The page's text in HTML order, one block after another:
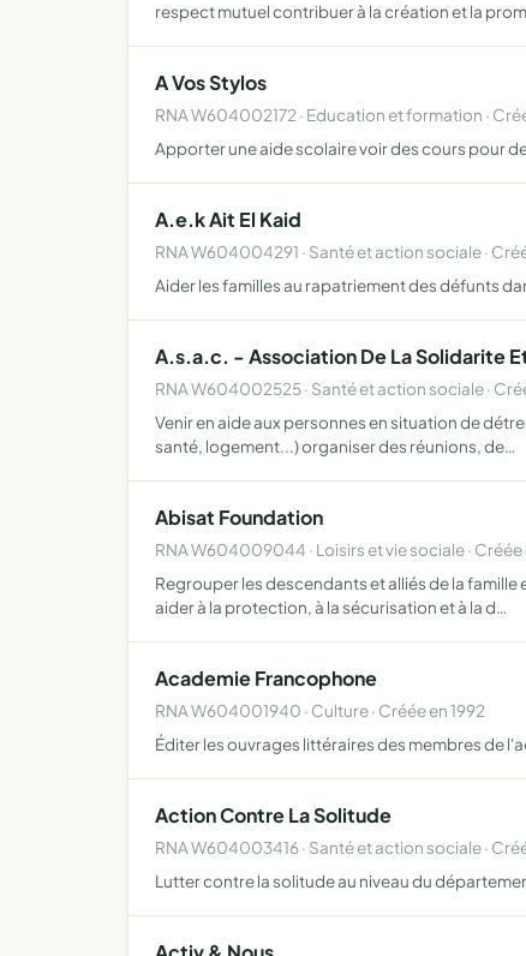
respect mutuel contribuer à la création et la
A Vos Stylos
RNA W604002172 · Education et formation ·
Apporter une aide scolaire voir des cours pour
A.e.k Ait El Kaid
RNA W604004291 · Santé et action sociale ·
Aider les familles au rapatriement des défunts
A.s.a.c. - Association De La Solidarite
RNA W604002525 · Santé et action sociale ·
Venir en aide aux personnes en situation de
santé, logement...) organiser des réunions, de…
Abisat Foundation
RNA W604009044 · Loisirs et vie sociale ·
Regrouper les descendants et alliés de la
aider à la protection, à la sécurisation et à la d…
Academie Francophone
RNA W604001940 · Culture · Créée en 1992
Éditer les ouvrages littéraires des membres de
Action Contre La Solitude
RNA W604003416 · Santé et action sociale ·
Lutter contre la solitude au niveau du